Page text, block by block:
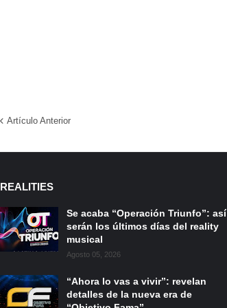
Artículo Anterior
REALITIES
Se acaba “Operación Triunfo”: así
serán los últimos días del reality
musical
Agosto 05, 2026
“Ahora lo vas a vivir”: revelan
detalles de la nueva era de